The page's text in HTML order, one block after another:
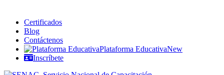
Certificados
Blog
Contáctenos
Plataforma EducativaNew
Inscríbete